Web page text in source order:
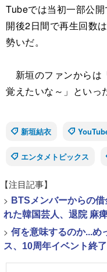
Tubeでは当初一部公
開後2日間で再生回数
勢いだ。
新垣のファンからは
覚えたいな～」といっ
新垣結衣
エンタメトピックス
【注目記事】
> BTSメンバーからの
れた韓国芸人、退院 麻
> 何を意味するのか...
ス、10周年イベント終